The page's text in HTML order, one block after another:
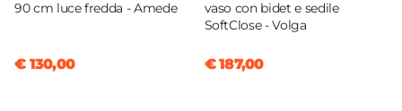
ABS
Lunghezza Flessibile
90 cm luce fredda - Amede
€ 130,00
vaso con bidet e sedile
SoftClose - Volga
€ 187,00